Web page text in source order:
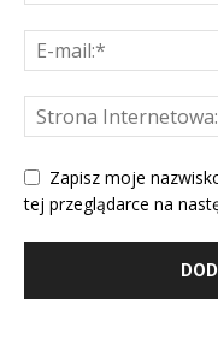
Zapisz moje
tej przeglądarce na